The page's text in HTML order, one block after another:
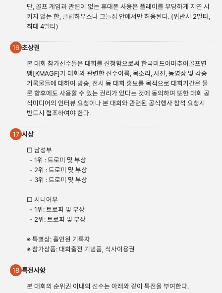
단, 골프 게임과 관련이 없는 휴대폰 사용은 플레이를 부당하게 지연 시
키지 않는 한, 클럽하우스나 그늘집 안에서만 허용된다. (위반시 2벌타,
최대 4벌타)
16 초상권
본 대회 참가선수들은 대회를 신청함으로써 한국미드아마추어골프연
맹[KMAGF]가 대회와 관련한 선수이름, 목소리, 사진, 동영상 및 각종
기록물들에 대하여 방송, 전시 등 대회 홍보를 목적으로 대회기간은 물
론 향후에도 사용할 수 있는 권리가 있다는 것에 동의하며 또한 대회 공
식미디어의 인터뷰 요청이나 본 대회와 관련된 공식행사 참석 요청시
반드시 협조하여야 한다.
17 시상
□ 남성부
- 1위 : 트로피 및 부상
- 2위 : 트로피 및 부상
- 3위 : 트로피 및 부상
□ 시니어부
- 1위: 트로피 및 부상
- 2위: 트로피 및 부상
※ 특별상: 홀인원 기록자
※ 참가상품: 대회출전 기념품, 식사이용권
18 특전사항
본 대회의 순위권 이내의 선수는 아래와 같이 특전을 부여한다.